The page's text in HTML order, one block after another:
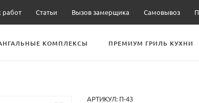
работ Статьи Вызов замерщика Самовывоз
КОМПЛЕКСЫ ПРЕМИУМ ГРИЛЬ КУХНИ
АРТИКУЛ: П-43